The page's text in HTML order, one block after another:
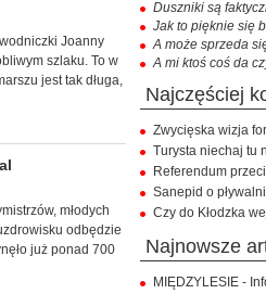
Joanny
szlaku. To w
jest tak długa,
młodych
odbędzie
już ponad 700
Duszniki są
Jak to pięknie się
A może sprzeda
A mi ktoś coś da
najczęściej
Zwycięska wizja
Turysta niechaj tu
Referendum
Sanepid o pływalni
Czy do Kłodzka
najnowsze
MIĘDZYLESIE -